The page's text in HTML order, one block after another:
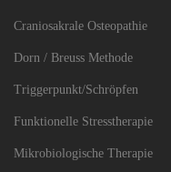
Craniosakrale Osteopathie
Dorn / Breuss Methode
Triggerpunkt/Schröpfen
Funktionelle Stresstherapie
Mikrobiologische Therapie